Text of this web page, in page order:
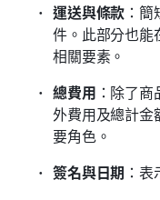
運送與條款 ：
件。此部分也能
相關要素。
總費用 ：除了
外費用及總計
要角色。
簽名與日期 ：